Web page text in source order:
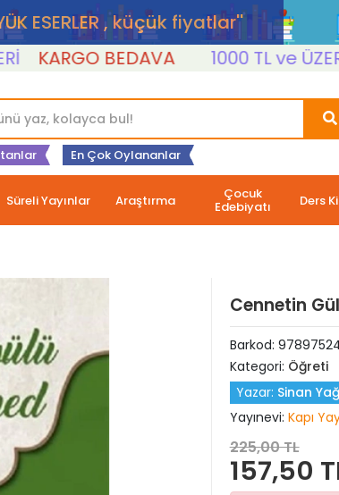
ESERLER , küçük fiyatlar''
KARGO BEDAVA 1000 TL ve ÜZERİ
En Çok Oylananlar
Süreli Yayınlar Araştırma Çocuk
Edebiyatı Ders
Cennetin
Barkod:
Kategori: Öğreti
Yazar: Sinan
Yayınevi: Kapı
225,00 TL
157,50